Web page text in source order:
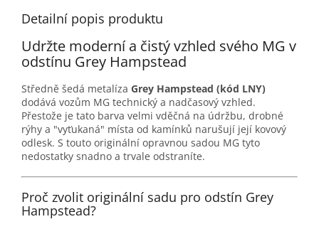
Detailní popis produktu
Udržte moderní a čistý vzhled svého MG v
odstínu Grey Hampstead
Středně šedá metalíza Grey Hampstead (kód LNY)
dodává vozům MG technický a nadčasový vzhled.
Přestože je tato barva velmi vděčná na údržbu, drobné
rýhy a "vyťukaná" místa od kamínků narušují její kovový
odlesk. S touto originální opravnou sadou MG tyto
nedostatky snadno a trvale odstraníte.
Proč zvolit originální sadu pro odstín Grey
Hampstead?